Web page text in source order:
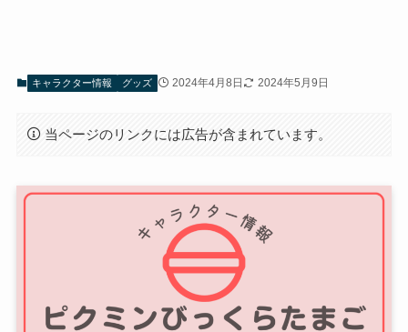
キャラクター情報 グッズ 2024年4月8日 2024年5月9日
当ページのリンクには広告が含まれています。